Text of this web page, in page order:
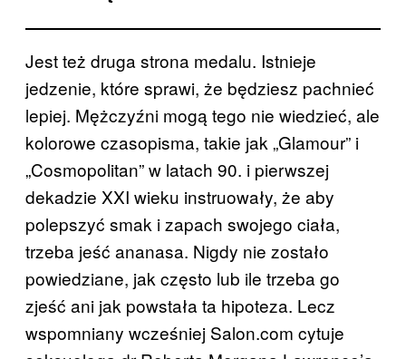
Jest też druga strona medalu. Istnieje
jedzenie, które sprawi, że będziesz pachnieć
lepiej. Mężczyźni mogą tego nie wiedzieć, ale
kolorowe czasopisma, takie jak „Glamour” i
„Cosmopolitan” w latach 90. i pierwszej
dekadzie XXI wieku instruowały, że aby
polepszyć smak i zapach swojego ciała,
trzeba jeść ananasa. Nigdy nie zostało
powiedziane, jak często lub ile trzeba go
zjeść ani jak powstała ta hipoteza. Lecz
wspomniany wcześniej Salon.com cytuje